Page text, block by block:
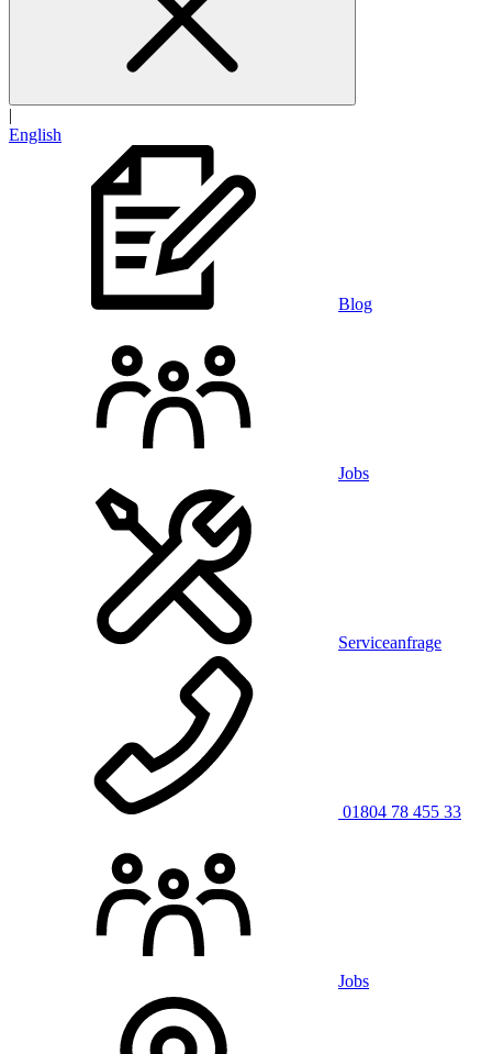
|
English
Blog
Jobs
Serviceanfrage
01804 78 455 33
Jobs